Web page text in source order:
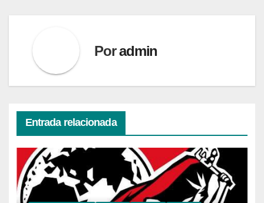
Poradmin
Entrada relacionada